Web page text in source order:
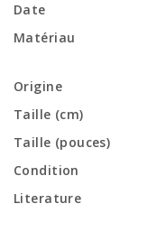
Date
Matériau
Origine
Taille (cm)
Taille (pouces)
Condition
Literature